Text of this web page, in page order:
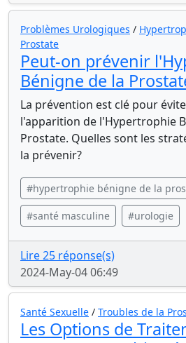
Problèmes Urologiques /
Prostate
Peut-on prévenir
Bénigne de la
La prévention est clé pour
l'apparition de l'Hypertrophie
Prostate. Quelles sont les
la prévenir?
#hypertrophie bénigne de la
#santé masculine #urologie
Lire 25 réponse(s)
2024-May-04 06:49
Santé Sexuelle / Troubles de la
Les Options de